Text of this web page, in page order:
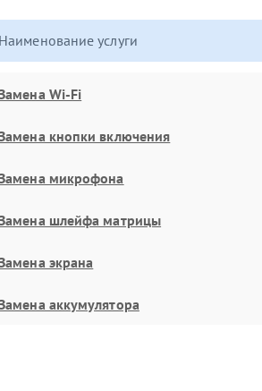
Наименование услуги
Wi-Fi
кнопки включения
микрофона
шлейфа матрицы
экрана
аккумулятора